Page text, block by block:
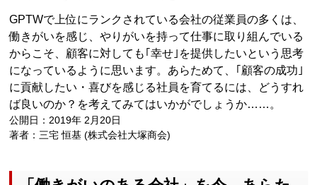
GPTWで上位にランクされている会社の従業員の多くは、
働きがいを感じ、やりがいを持って仕事に取り組んでいる
からこそ、顧客に対しても｢幸せ｣を提供したいという思考
になっているように思います。あらためて、｢顧客の成功｣
に貢献したい・喜びを感じる社員を育てるには、どうすれ
ば良いのか？を考えてみてはいかがでしょうか……。
公開日：2019年 2月20日
著者：三宅 恒基 (株式会社大塚商会)